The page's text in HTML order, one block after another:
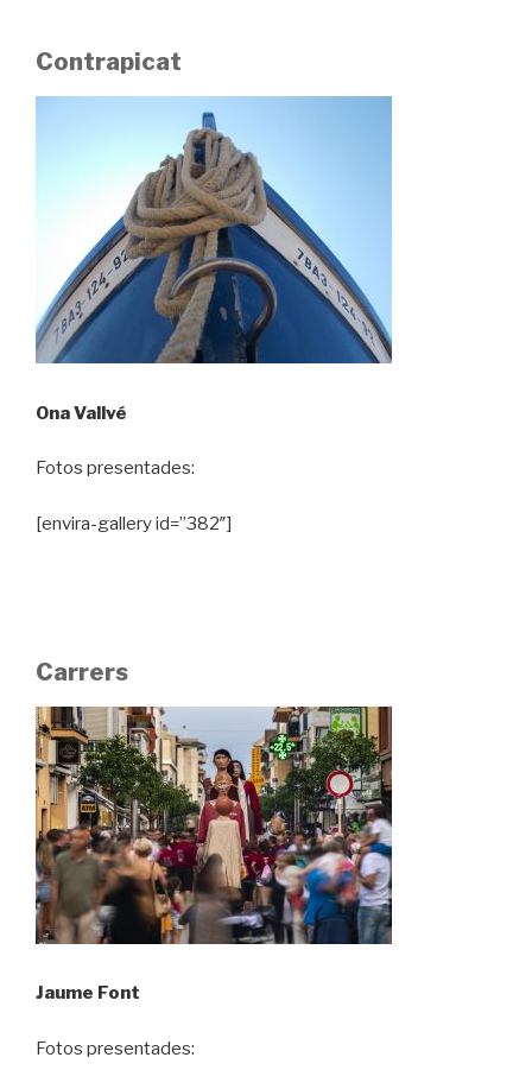
Contrapicat
Ona Vallvé
Fotos presentades:
[envira-gallery id=”382″]
Carrers
Jaume Font
Fotos presentades: